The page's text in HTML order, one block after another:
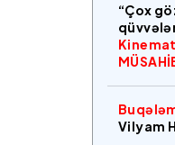
“Çox
Vilyam